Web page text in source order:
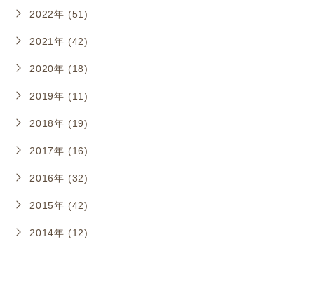
2022年 (51)
2021年 (42)
2020年 (18)
2019年 (11)
2018年 (19)
2017年 (16)
2016年 (32)
2015年 (42)
2014年 (12)